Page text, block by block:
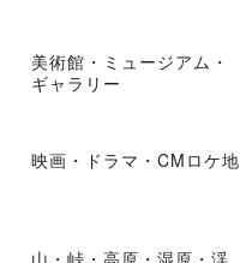
美術館・ミュージアム・
ギャラリー
映画・ドラマ・CMロケ地
山・峠・高原・湿原・渓